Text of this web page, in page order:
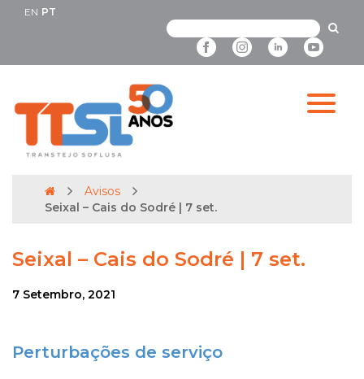
EN PT
Avisos
Seixal – Cais do Sodré | 7 set.
Seixal – Cais do Sodré | 7 set.
7 Setembro, 2021
Perturbações de serviço